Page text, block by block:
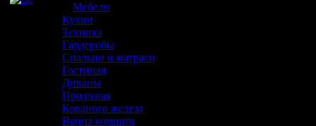
Мебели
Кухни
Техника
Гардеробы
Спальни и матраси
Гостиная
Диваны
Прихожая
Кованого железа
Ванна комната